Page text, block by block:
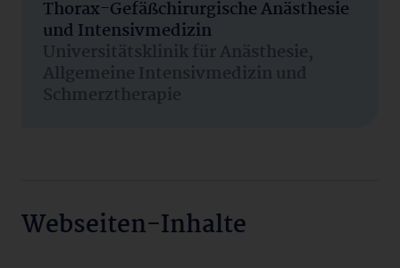
Thorax-Gefäßchirurgische Anästhesie
und Intensivmedizin
Universitätsklinik für Anästhesie,
Allgemeine Intensivmedizin und
Schmerztherapie
Webseiten-Inhalte